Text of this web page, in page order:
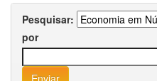
Pesquisar:
por